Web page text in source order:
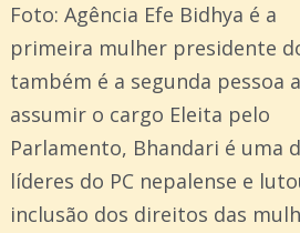
Foto: Agência Efe Bidhya é a
primeira mulher presidente
também é a segunda pessoa a
assumir o cargo Eleita pelo
Parlamento, Bhandari é uma
líderes do PC nepalense e
inclusão dos direitos das